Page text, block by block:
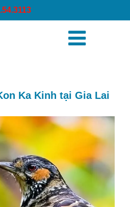
Kon Ka Kinh tại Gia Lai
Ka Kinh tại Gia Lai